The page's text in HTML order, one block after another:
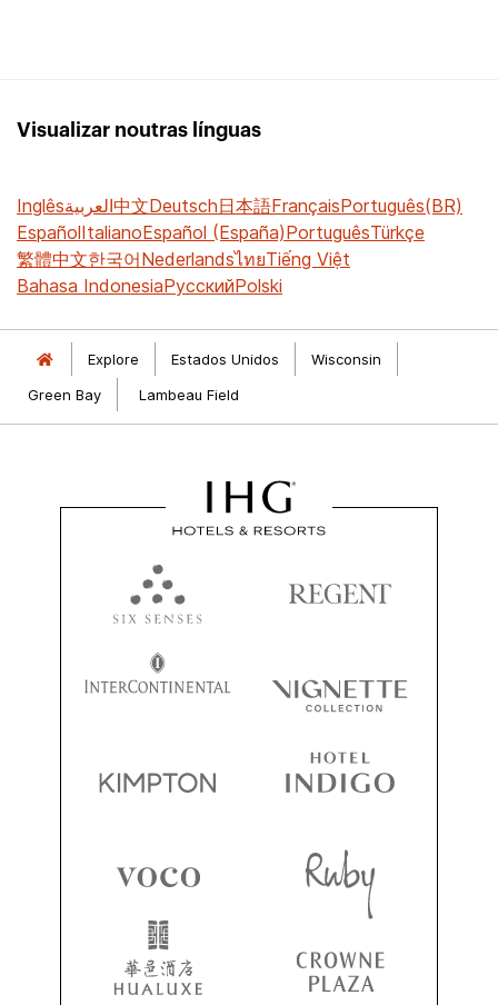
Visualizar noutras línguas
Inglêsالعربية中文Deutsch日本語FrançaisPortuguês(BR)
EspañolItalianoEspañol (España)PortuguêsTürkçe
繁體中文한국어NederlandsไทยTiếng Việt
Bahasa IndonesiaРусскийPolski
Explore Estados Unidos
Wisconsin
Green Bay
Lambeau Field